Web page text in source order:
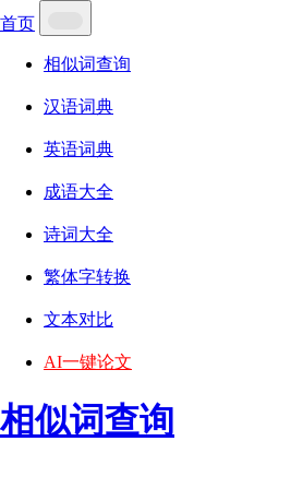
首页
相似词查询
汉语词典
英语词典
成语大全
诗词大全
繁体字转换
文本对比
AI一键论文
相似词查询